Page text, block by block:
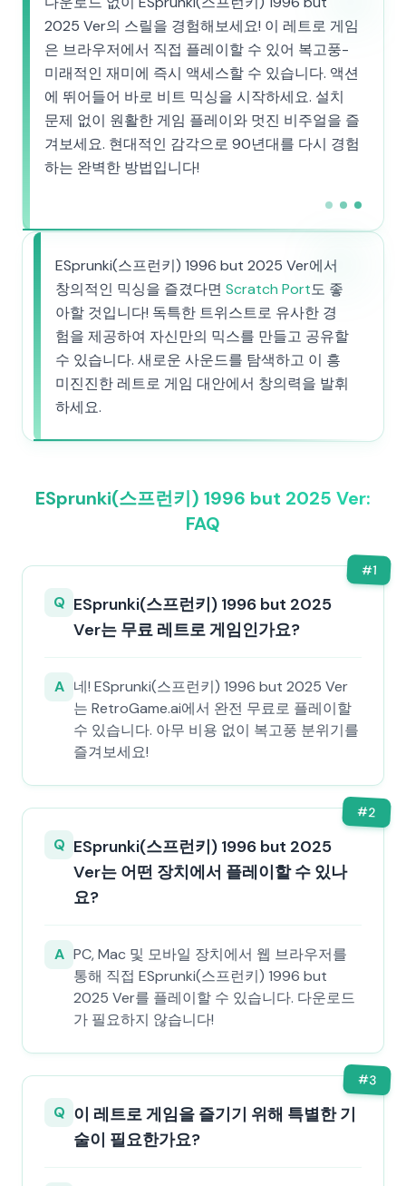
2025 Ver의 스릴을 경험해보세요! 이 레트로 게임
은 브라우저에서 직접 플레이할 수 있어 복고풍-
미래적인 재미에 즉시 액세스할 수 있습니다. 액션
에 뛰어들어 바로 비트 믹싱을 시작하세요. 설치
문제 없이 원활한 게임 플레이와 멋진 비주얼을 즐
겨보세요. 현대적인 감각으로 90년대를 다시 경험
하는 완벽한 방법입니다!
ESprunki(스프런키) 1996 but 2025 Ver에서
창의적인 믹싱을 즐겼다면 Scratch Port도 좋
아할 것입니다! 독특한 트위스트로 유사한 경
험을 제공하여 자신만의 믹스를 만들고 공유할
수 있습니다. 새로운 사운드를 탐색하고 이 흥
미진진한 레트로 게임 대안에서 창의력을 발휘
하세요.
ESprunki(스프런키) 1996 but 2025 Ver:
FAQ
#1
Q ESprunki(스프런키) 1996 but 2025
Ver는 무료 레트로 게임인가요?
A 네! ESprunki(스프런키) 1996 but 2025 Ver
는 RetroGame.ai에서 완전 무료로 플레이할
수 있습니다. 아무 비용 없이 복고풍 분위기를
즐겨보세요!
#2
Q ESprunki(스프런키) 1996 but 2025
Ver는 어떤 장치에서 플레이할 수 있나
요?
A PC, Mac 및 모바일 장치에서 웹 브라우저를
통해 직접 ESprunki(스프런키) 1996 but
2025 Ver를 플레이할 수 있습니다. 다운로드
가 필요하지 않습니다!
#3
Q 이 레트로 게임을 즐기기 위해 특별한 기
술이 필요한가요?